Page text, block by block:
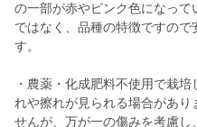
の一部が赤やピンク色になっ
ではなく、品種の特徴ですの
す。
・農薬・化成肥料不使用で栽
れや擦れが見られる場合があ
せんが、万が一の傷みを考慮し